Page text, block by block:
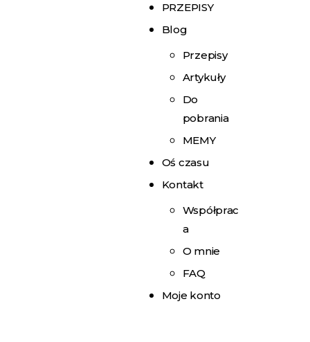
PRZEPISY
Blog
Przepisy
Artykuły
Do
pobrania
MEMY
Oś czasu
Kontakt
Współprac
a
O mnie
FAQ
Moje konto